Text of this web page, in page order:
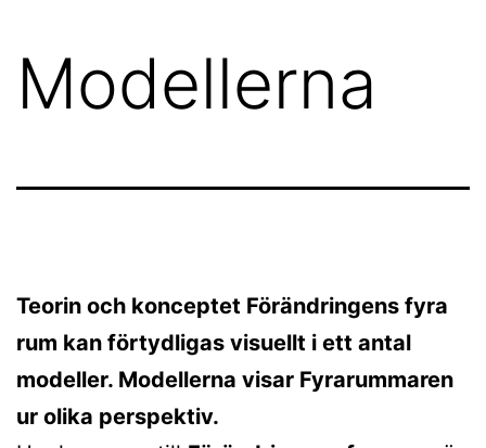
Modellerna
Teorin och konceptet Förändringens fyra
rum kan förtydligas visuellt i ett antal
modeller. Modellerna visar Fyrarummaren
ur olika perspektiv.